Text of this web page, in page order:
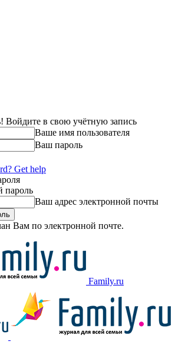
Войдите в свою учётную запись
Ваше имя пользователя
Ваш пароль
Get help
пароль
Ваш адрес электронной почты
Вам по электронной почте.
Family.ru